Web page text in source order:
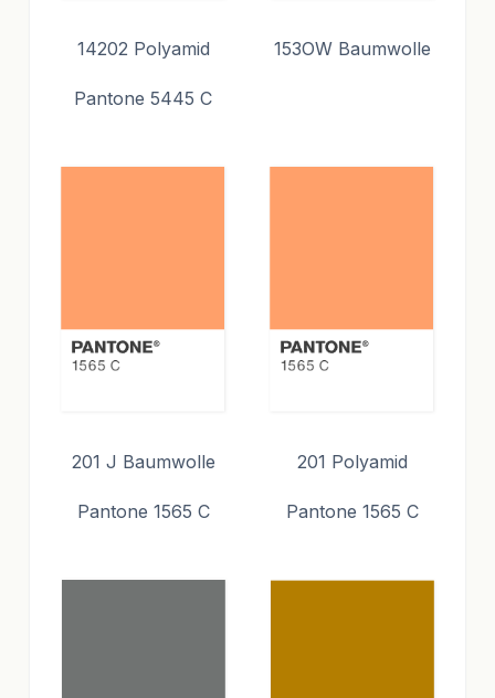
14202 Polyamid
Pantone 5445 C
153OW Baumwolle
201 J Baumwolle
Pantone 1565 C
201 Polyamid
Pantone 1565 C